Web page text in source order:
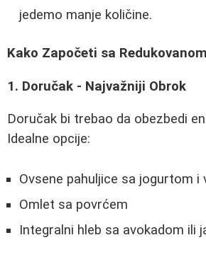
jedemo manje količine.
Kako Započeti sa
1. Doručak - Najvažniji Obrok
Doručak bi trebao da obezbedi
Idealne opcije:
Ovsene pahuljice sa jogurtom i
Omlet sa povrćem
Integralni hleb sa avokadom ili